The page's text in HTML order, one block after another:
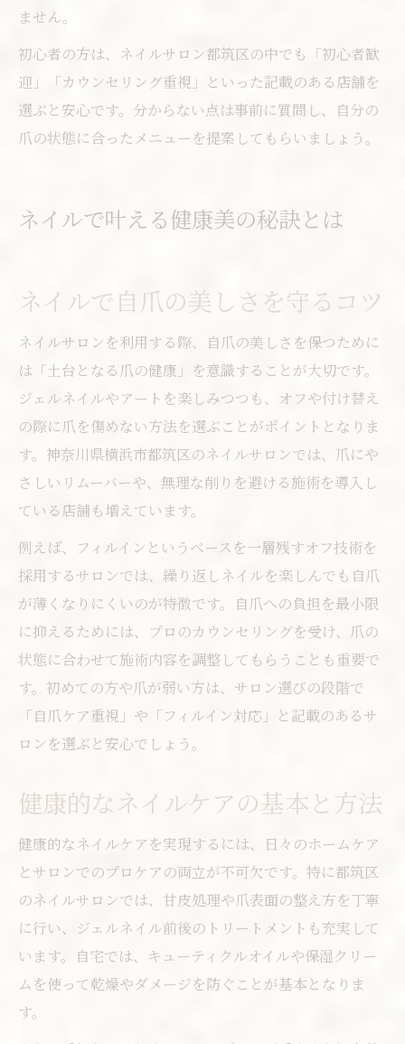
ません。
初心者の方は、ネイルサロン都筑区の中でも「初心者歓
迎」「カウンセリング重視」といった記載のある店舗を
選ぶと安心です。分からない点は事前に質問し、自分の
爪の状態に合ったメニューを提案してもらいましょう。
ネイルで叶える健康美の秘訣とは
ネイルで自爪の美しさを守るコツ
ネイルサロンを利用する際、自爪の美しさを保つために
は「土台となる爪の健康」を意識することが大切です。
ジェルネイルやアートを楽しみつつも、オフや付け替え
の際に爪を傷めない方法を選ぶことがポイントとなりま
す。神奈川県横浜市都筑区のネイルサロンでは、爪にや
さしいリムーバーや、無理な削りを避ける施術を導入し
ている店舗も増えています。
例えば、フィルインというベースを一層残すオフ技術を
採用するサロンでは、繰り返しネイルを楽しんでも自爪
が薄くなりにくいのが特徴です。自爪への負担を最小限
に抑えるためには、プロのカウンセリングを受け、爪の
状態に合わせて施術内容を調整してもらうことも重要で
す。初めての方や爪が弱い方は、サロン選びの段階で
「自爪ケア重視」や「フィルイン対応」と記載のあるサ
ロンを選ぶと安心でしょう。
健康的なネイルケアの基本と方法
健康的なネイルケアを実現するには、日々のホームケア
とサロンでのプロケアの両立が不可欠です。特に都筑区
のネイルサロンでは、甘皮処理や爪表面の整え方を丁寧
に行い、ジェルネイル前後のトリートメントも充実して
います。自宅では、キューティクルオイルや保湿クリー
ムを使って乾燥やダメージを防ぐことが基本となりま
す。